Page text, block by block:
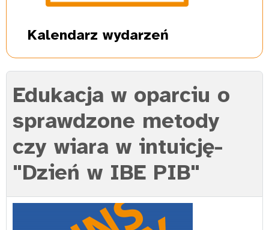
Kalendarz wydarzeń
Edukacja w oparciu o
sprawdzone metody
czy wiara w intuicję-
"Dzień w IBE PIB"